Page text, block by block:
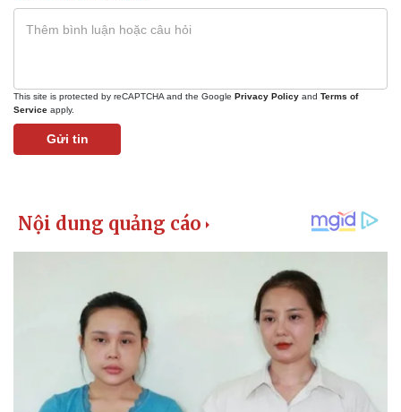
Bất động sản
Chứng khoán
Giá cà phê
This site is protected by reCAPTCHA and the Google Privacy Policy and Terms of
Service apply.
Gửi tin